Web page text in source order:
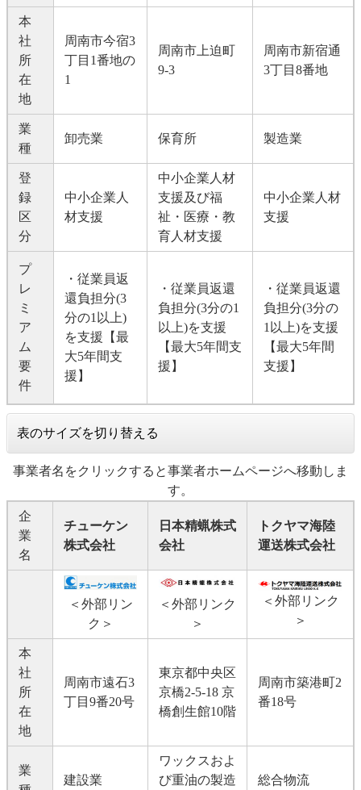
本
社
所
在
地
周南市今宿3
丁目1番地の
1
周南市上迫町
9-3​
周南市新宿通
3丁目8番地
業
種
卸売業 保育所 製造業
登
録
区
分
中小企業人
材支援
中小企業人材
支援及び福
祉・医療・教
育人材支援
​中小企業人材
支援
プ
レ
ミ
ア
ム
要
件
・従業員返
還負担分(3
分の1以上)
を支援【最
大5年間支
援】
・従業員返還
負担分(3分の1
以上)を支援
【最大5年間支
援】
・従業員返還
負担分(3分の
1以上)を支援
【最大5年間
支援】
表のサイズを切り替える
事業者名をクリックすると事業者ホームページへ移動しま
す。
企
業
名
チューケン
株式会社
日本精蝋株式
会社
トクヤマ海陸
運送株式会社​
＜外部リン
ク＞
＜外部リンク
＞
＜外部リンク
＞
本
社
所
在
地
周南市遠石3
丁目9番20号
東京都中央区
京橋2-5-18 京
橋創生館10階
周南市築港町2
番18号
業
建設業
ワックスおよ
び重油の製造
総合物流